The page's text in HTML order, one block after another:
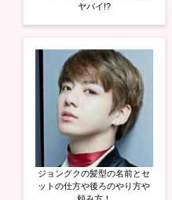
ヤバイ!?
ジョングクの髪型の名前とセ
ットの仕方や後ろのやり方や